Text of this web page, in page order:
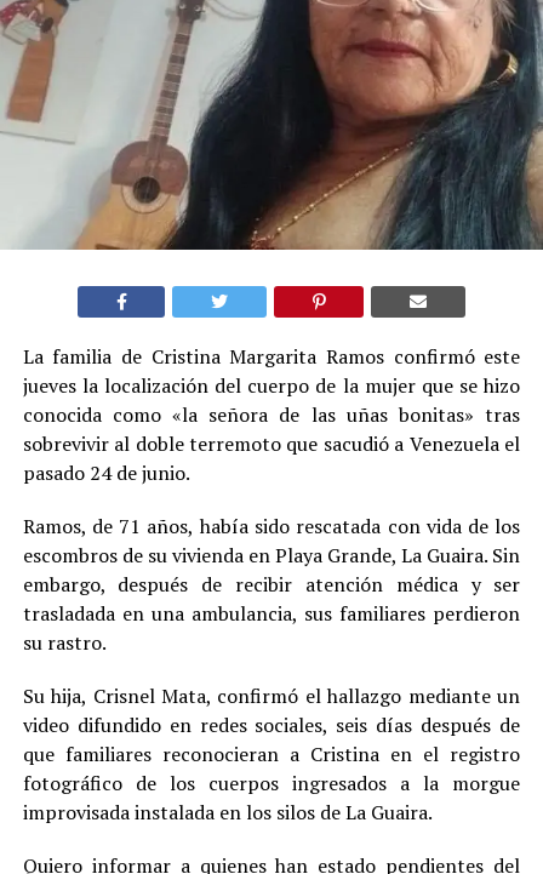
La familia de Cristina Margarita Ramos confirmó este
jueves la localización del cuerpo de la mujer que se hizo
conocida como «la señora de las uñas bonitas» tras
sobrevivir al doble terremoto que sacudió a Venezuela el
pasado 24 de junio.
Ramos, de 71 años, había sido rescatada con vida de los
escombros de su vivienda en Playa Grande, La Guaira. Sin
embargo, después de recibir atención médica y ser
trasladada en una ambulancia, sus familiares perdieron
su rastro.
Su hija, Crisnel Mata, confirmó el hallazgo mediante un
video difundido en redes sociales, seis días después de
que familiares reconocieran a Cristina en el registro
fotográfico de los cuerpos ingresados a la morgue
improvisada instalada en los silos de La Guaira.
Quiero informar a quienes han estado pendientes del